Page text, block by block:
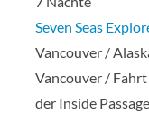
Seven Seas
Vancouver /
Vancouver /
der Inside